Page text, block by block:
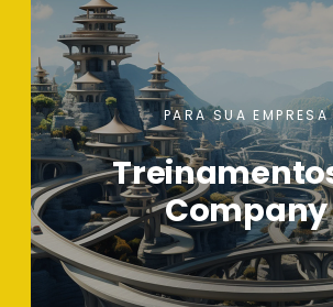
PARA SUA EMPRESA
Company